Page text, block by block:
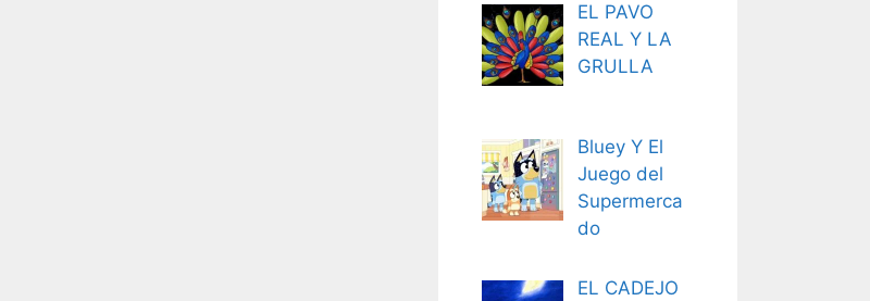
EL PAVO
REAL Y LA
GRULLA
Bluey Y El
Juego del
Supermerca
do
EL CADEJO